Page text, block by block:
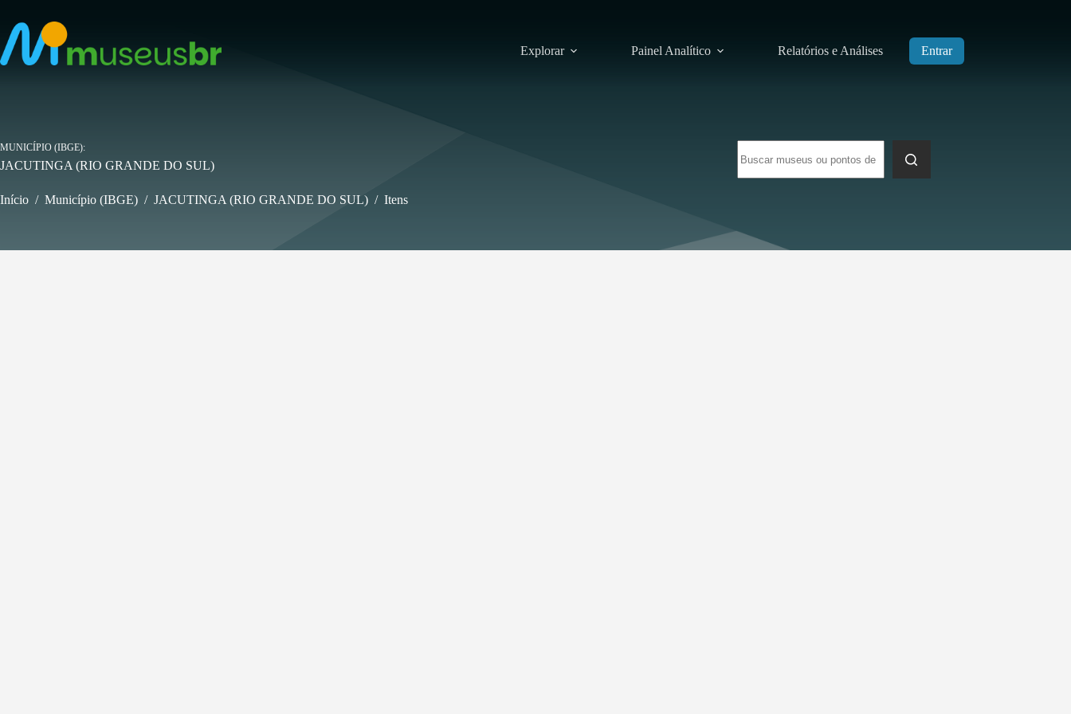
para
conteúdo
Explorar Painel Analítico Relatórios e Análises Entrar
resultados
MUNICÍPIO (IBGE)
JACUTINGA (RIO GRANDE DO SUL)
Início / Município (IBGE) / JACUTINGA (RIO GRANDE DO SUL) / Itens